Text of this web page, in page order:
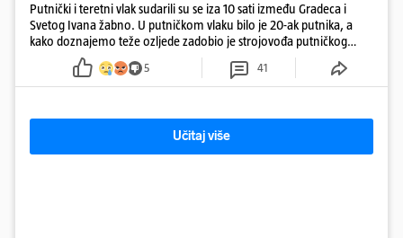
Putnički i teretni vlak sudarili su se iza 10 sati između Gradeca i
Svetog Ivana žabno. U putničkom vlaku bilo je 20-ak putnika, a
kako doznajemo teže ozljede zadobio je strojovođa putničkog
vlaka. Zatvoren je promet, a fotoreporteri Prigorskog objavili su
prve snimke s mjesta sudara
5 41
Učitaj više